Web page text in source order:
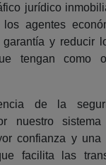
jurídico
agentes
garantía y reducir
tengan como
de la
nuestro
confianza y una
facilita las